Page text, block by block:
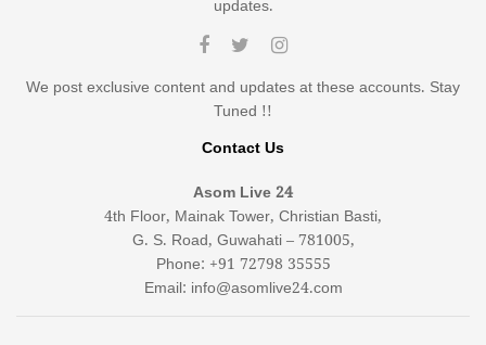
updates.
We post exclusive content and updates at these accounts. Stay
Tuned !!
Contact Us
Asom Live 24
4th Floor, Mainak Tower, Christian Basti,
G. S. Road, Guwahati – 781005,
Phone: +91 72798 35555
Email: info@asomlive24.com